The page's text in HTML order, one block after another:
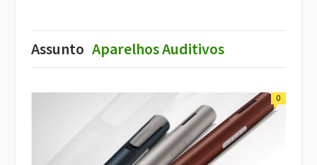
Assunto Aparelhos Auditivos
0